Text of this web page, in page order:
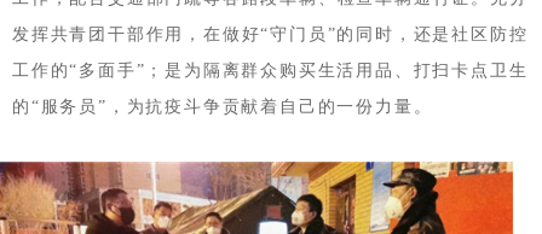
发挥共青团干部作用，在做好“守门员”的同时，还是社区防控
工作的“多面手”；是为隔离群众购买生活用品、打扫卡点卫生
的“服务员”，为抗疫斗争贡献着自己的一份力量。